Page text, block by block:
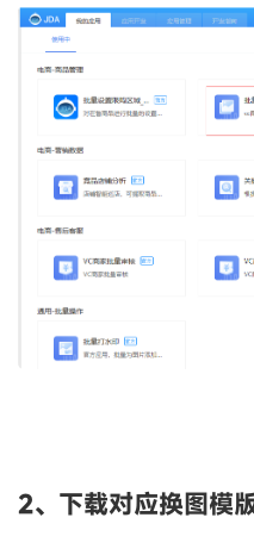
2、下载对应换图模